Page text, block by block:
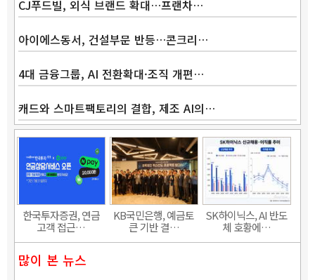
Band
CJ푸드빌, 외식 브랜드 확대…프랜차…
아이에스동서, 건설부문 반등…콘크리…
4대 금융그룹, AI 전환확대·조직 개편…
캐드와 스마트팩토리의 결합, 제조 AI의…
한국투자증권, 연금
고객 접근…
KB국민은행, 예금토
큰 기반 결…
SK하이닉스, AI 반도
체 호황에…
많이 본 뉴스